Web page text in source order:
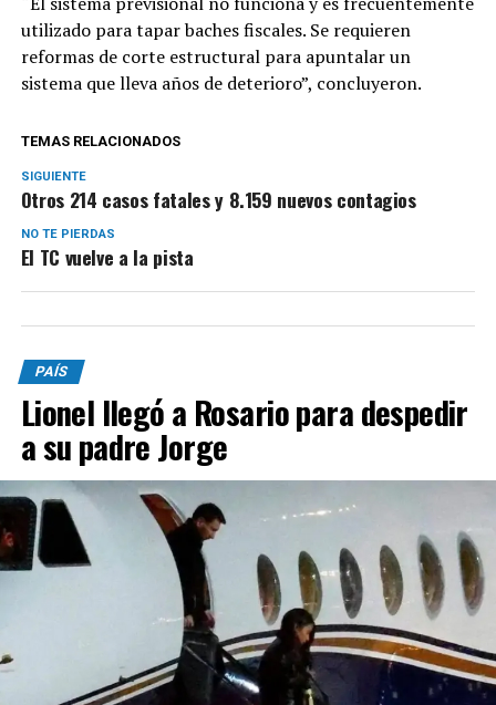
utilizado para tapar baches fiscales. Se requieren
reformas de corte estructural para apuntalar un
sistema que lleva años de deterioro”, concluyeron.
TEMAS RELACIONADOS
SIGUIENTE
Otros 214 casos fatales y 8.159 nuevos contagios
NO TE PIERDAS
El TC vuelve a la pista
PAÍS
Lionel llegó a Rosario para despedir
a su padre Jorge